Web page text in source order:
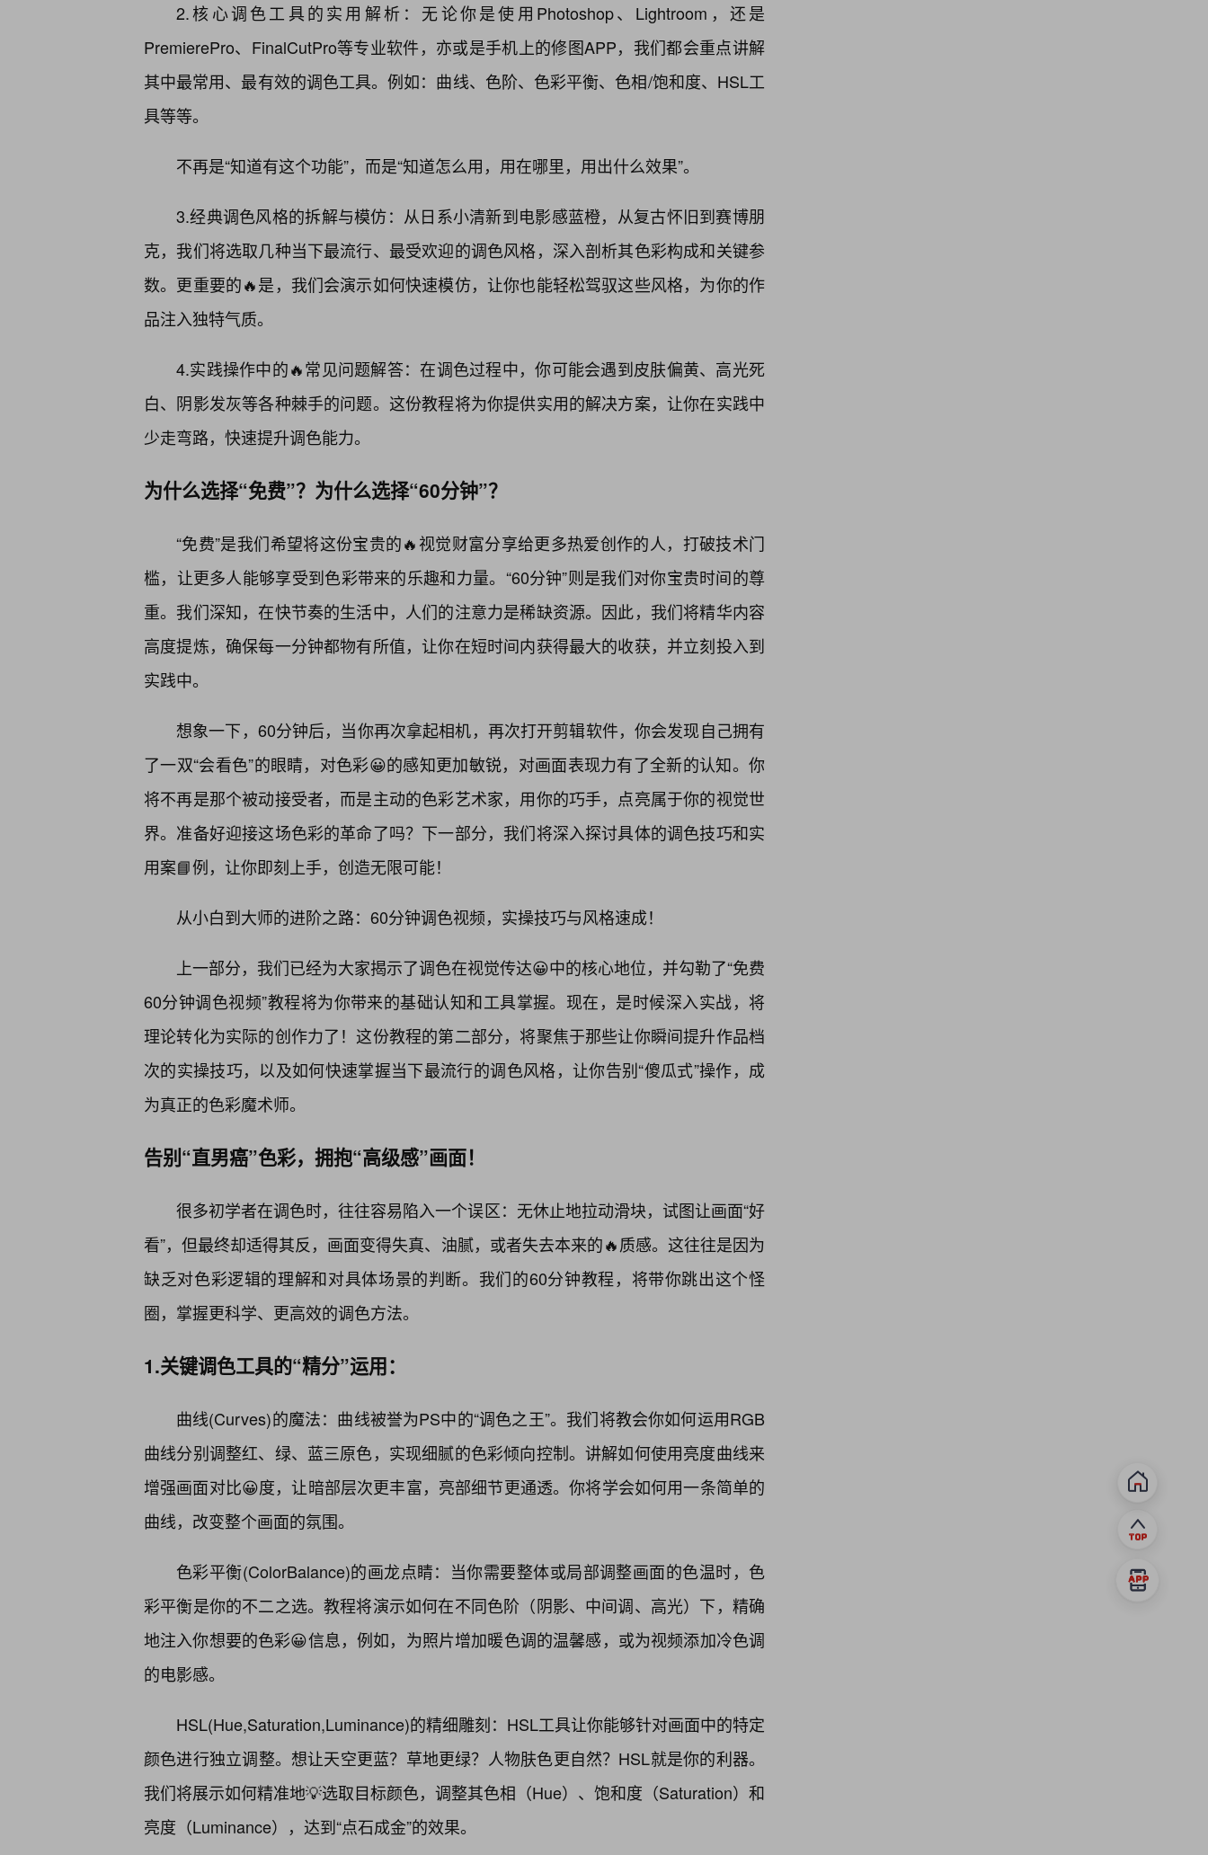
2.核心调色工具的实用解析：无论你是使用Photoshop、Lightroom，还是
PremierePro、FinalCutPro等专业软件，亦或是手机上的修图APP，我们都会重点讲解
其中最常用、最有效的调色工具。例如：曲线、色阶、色彩平衡、色相/饱和度、HSL工
具等等。
不再是“知道有这个功能”，而是“知道怎么用，用在哪里，用出什么效果”。
3.经典调色风格的拆解与模仿：从日系小清新到电影感蓝橙，从复古怀旧到赛博朋
克，我们将选取几种当下最流行、最受欢迎的调色风格，深入剖析其色彩构成和关键参
数。更重要的🔥是，我们会演示如何快速模仿，让你也能轻松驾驭这些风格，为你的作
品注入独特气质。
4.实践操作中的🔥常见问题解答：在调色过程中，你可能会遇到皮肤偏黄、高光死
白、阴影发灰等各种棘手的问题。这份教程将为你提供实用的解决方案，让你在实践中
少走弯路，快速提升调色能力。
为什么选择“免费”？为什么选择“60分钟”？
“免费”是我们希望将这份宝贵的🔥视觉财富分享给更多热爱创作的人，打破技术门
槛，让更多人能够享受到色彩带来的乐趣和力量。“60分钟”则是我们对你宝贵时间的尊
重。我们深知，在快节奏的生活中，人们的注意力是稀缺资源。因此，我们将精华内容
高度提炼，确保每一分钟都物有所值，让你在短时间内获得最大的收获，并立刻投入到
实践中。
想象一下，60分钟后，当你再次拿起相机，再次打开剪辑软件，你会发现自己拥有
了一双“会看色”的眼睛，对色彩😀的感知更加敏锐，对画面表现力有了全新的认知。你
将不再是那个被动接受者，而是主动的色彩艺术家，用你的巧手，点亮属于你的视觉世
界。准备好迎接这场色彩的革命了吗？下一部分，我们将深入探讨具体的调色技巧和实
用案📘例，让你即刻上手，创造无限可能！
从小白到大师的进阶之路：60分钟调色视频，实操技巧与风格速成！
上一部分，我们已经为大家揭示了调色在视觉传达😀中的核心地位，并勾勒了“免费
60分钟调色视频”教程将为你带来的基础认知和工具掌握。现在，是时候深入实战，将
理论转化为实际的创作力了！这份教程的第二部分，将聚焦于那些让你瞬间提升作品档
次的实操技巧，以及如何快速掌握当下最流行的调色风格，让你告别“傻瓜式”操作，成
为真正的色彩魔术师。
告别“直男癌”色彩，拥抱“高级感”画面！
很多初学者在调色时，往往容易陷入一个误区：无休止地拉动滑块，试图让画面“好
看”，但最终却适得其反，画面变得失真、油腻，或者失去本来的🔥质感。这往往是因为
缺乏对色彩逻辑的理解和对具体场景的判断。我们的60分钟教程，将带你跳出这个怪
圈，掌握更科学、更高效的调色方法。
1.关键调色工具的“精分”运用：
曲线(Curves)的魔法：曲线被誉为PS中的“调色之王”。我们将教会你如何运用RGB
曲线分别调整红、绿、蓝三原色，实现细腻的色彩倾向控制。讲解如何使用亮度曲线来
增强画面对比😀度，让暗部层次更丰富，亮部细节更通透。你将学会如何用一条简单的
曲线，改变整个画面的氛围。
色彩平衡(ColorBalance)的画龙点睛：当你需要整体或局部调整画面的色温时，色
彩平衡是你的不二之选。教程将演示如何在不同色阶（阴影、中间调、高光）下，精确
地注入你想要的色彩😀信息，例如，为照片增加暖色调的温馨感，或为视频添加冷色调
的电影感。
HSL(Hue,Saturation,Luminance)的精细雕刻：HSL工具让你能够针对画面中的特定
颜色进行独立调整。想让天空更蓝？草地更绿？人物肤色更自然？HSL就是你的利器。
我们将展示如何精准地💡选取目标颜色，调整其色相（Hue）、饱和度（Saturation）和
亮度（Luminance），达到“点石成金”的效果。